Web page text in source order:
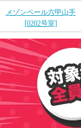
メゾンベール六甲山手
[0202号室]
シャーメゾン神戸摩耶
[0202号室]
ＳｈａＭａｉｓｏｎ Ｇ
ａｒｄｅｎｓ 六甲[0101
号室]